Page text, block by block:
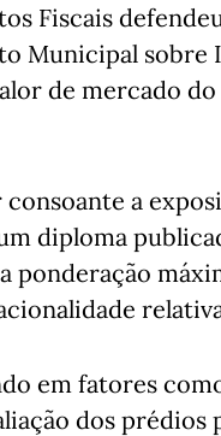
Fiscais
Municipal sobre
de mercado
a
diploma
ponderação
em fatores
dos prédios